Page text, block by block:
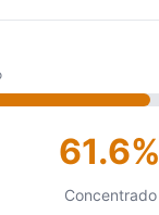
61.6%
Concentrado